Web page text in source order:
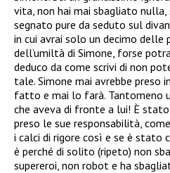
vita, non hai mai sbagliato
segnato pure da seduto sul
in cui avrai solo un decimo delle
dell’umiltà di Simone, forse
deduco da come scrivi di non
tale. Simone mai avrebbe preso
fatto e mai lo farà. Tantomeno
che aveva di fronte a lui! È
preso le sue responsabilità,
i calci di rigore così e se è stato
è perché di solito (ripeto) non
supereroi, non robot e ha